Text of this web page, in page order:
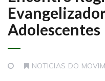
Adolescentes
NOTICIAS DO